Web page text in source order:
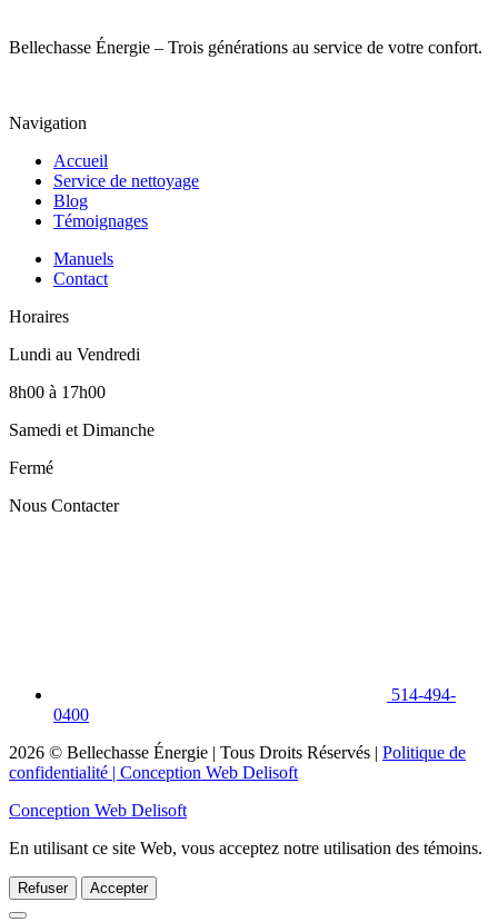
Bellechasse Énergie – Trois générations au service de votre confort.
Navigation
Accueil
Service de nettoyage
Blog
Témoignages
Manuels
Contact
Horaires
Lundi au Vendredi
8h00 à 17h00
Samedi et Dimanche
Fermé
Nous Contacter
514-494-
0400
2026 © Bellechasse Énergie | Tous Droits Réservés | Politique de
confidentialité | Conception Web Delisoft
Conception Web Delisoft
En utilisant ce site Web, vous acceptez notre utilisation des témoins.
Refuser Accepter